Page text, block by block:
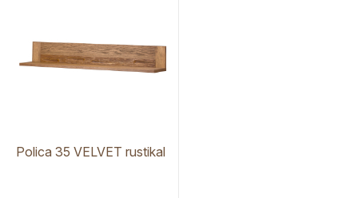
Polica 35 VELVET rustikal